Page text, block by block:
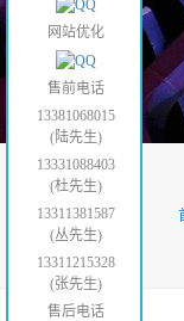
【当前位置】
网站优化
售前电话
13381068015
(陆先生)
13331088403
(杜先生)
13311381587
(丛先生)
13311215328
(张先生)
售后电话